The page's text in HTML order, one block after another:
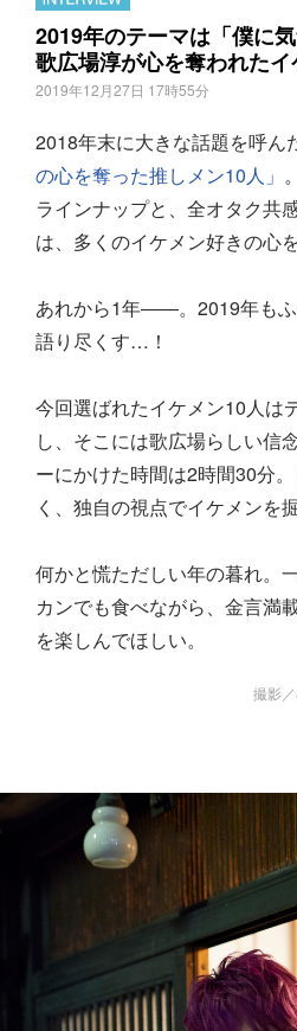
2019年のテーマは「僕に
歌広場淳が心を奪われた
2019年12月27日 17時55分
2018年末に大きな話題を呼ん
の心を奪った推しメン10人」
ラインナップと、全オタク共
は、多くのイケメン好きの心を
あれから1年――。2019年も
語り尽くす…！
今回選ばれたイケメン10人は
し、そこには歌広場らしい信
ーにかけた時間は2時間30分
く、独自の視点でイケメンを
何かと慌ただしい年の暮れ。
カンでも食べながら、金言満
を楽しんでほしい。
撮影